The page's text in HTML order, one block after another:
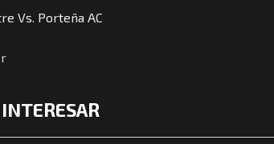
Vs. Porteña AC